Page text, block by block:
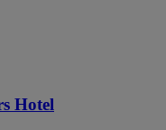
Hotel